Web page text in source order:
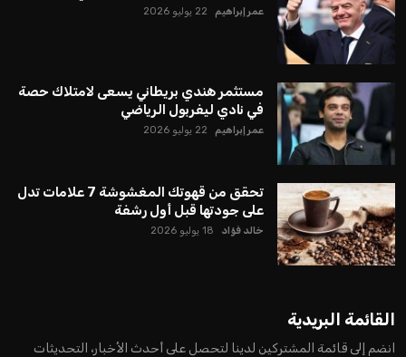
عمر إبراهيم 22 يوليو 2026
مستثمر هندي بريطاني يسعى لامتلاك حصة
في نادي ليفربول الرياضي
عمر إبراهيم 22 يوليو 2026
تحقق من قهوتك المغشوشة 7 علامات تدل
على جودتها قبل أول رشفة
خالد فؤاد 18 يوليو 2026
القائمة البريدية
انضم إلى قائمة المشتركين لدينا لتحصل على أحدث الأخبار، التحديثات